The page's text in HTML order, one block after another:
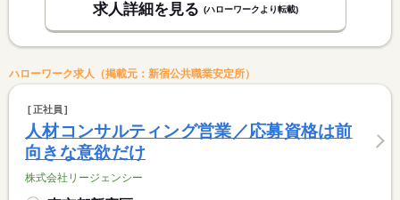
求人詳細を見る (ハローワークより転載)
ハローワーク求人（掲載元：新宿公共職業安定所）
正社員
人材コンサルティング営業／応募資格は前
向きな意欲だけ
株式会社リージェンシー